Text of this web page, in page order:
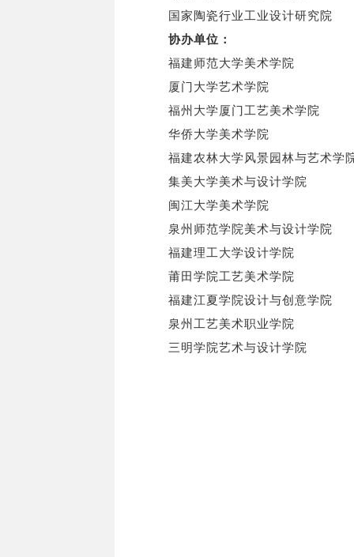
国家陶瓷行业工业设计研究院
协办单位：
福建师范大学美术学院
厦门大学艺术学院
福州大学厦门工艺美术学院
华侨大学美术学院
福建农林大学风景园林与艺术学
集美大学美术与设计学院
闽江大学美术学院
泉州师范学院美术与设计学院
福建理工大学设计学院
莆田学院工艺美术学院
福建江夏学院设计与创意学院
泉州工艺美术职业学院
三明学院艺术与设计学院